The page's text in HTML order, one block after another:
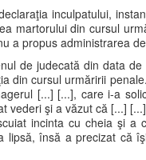
inculpatului,
martorului din cursul
a propus administrarea
de judecată din data
din cursul urmăririi
[...] [...], care i-a
vederi şi a văzut că [...]
incinta cu cheia şi a
lipsă, însă a precizat că